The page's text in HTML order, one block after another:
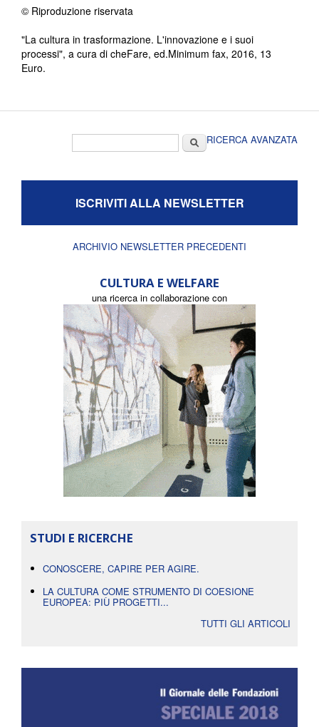
© Riproduzione riservata
"La cultura in trasformazione. L'innovazione e i suoi
processi", a cura di cheFare, ed.Minimum fax, 2016, 13
Euro.
CercaRICERCA AVANZATA
ISCRIVITI ALLA NEWSLETTER
ARCHIVIO NEWSLETTER PRECEDENTI
CULTURA E WELFARE
una ricerca in collaborazione con
STUDI E RICERCHE
CONOSCERE, CAPIRE PER AGIRE.
LA CULTURA COME STRUMENTO DI COESIONE
EUROPEA: PIÙ PROGETTI...
TUTTI GLI ARTICOLI